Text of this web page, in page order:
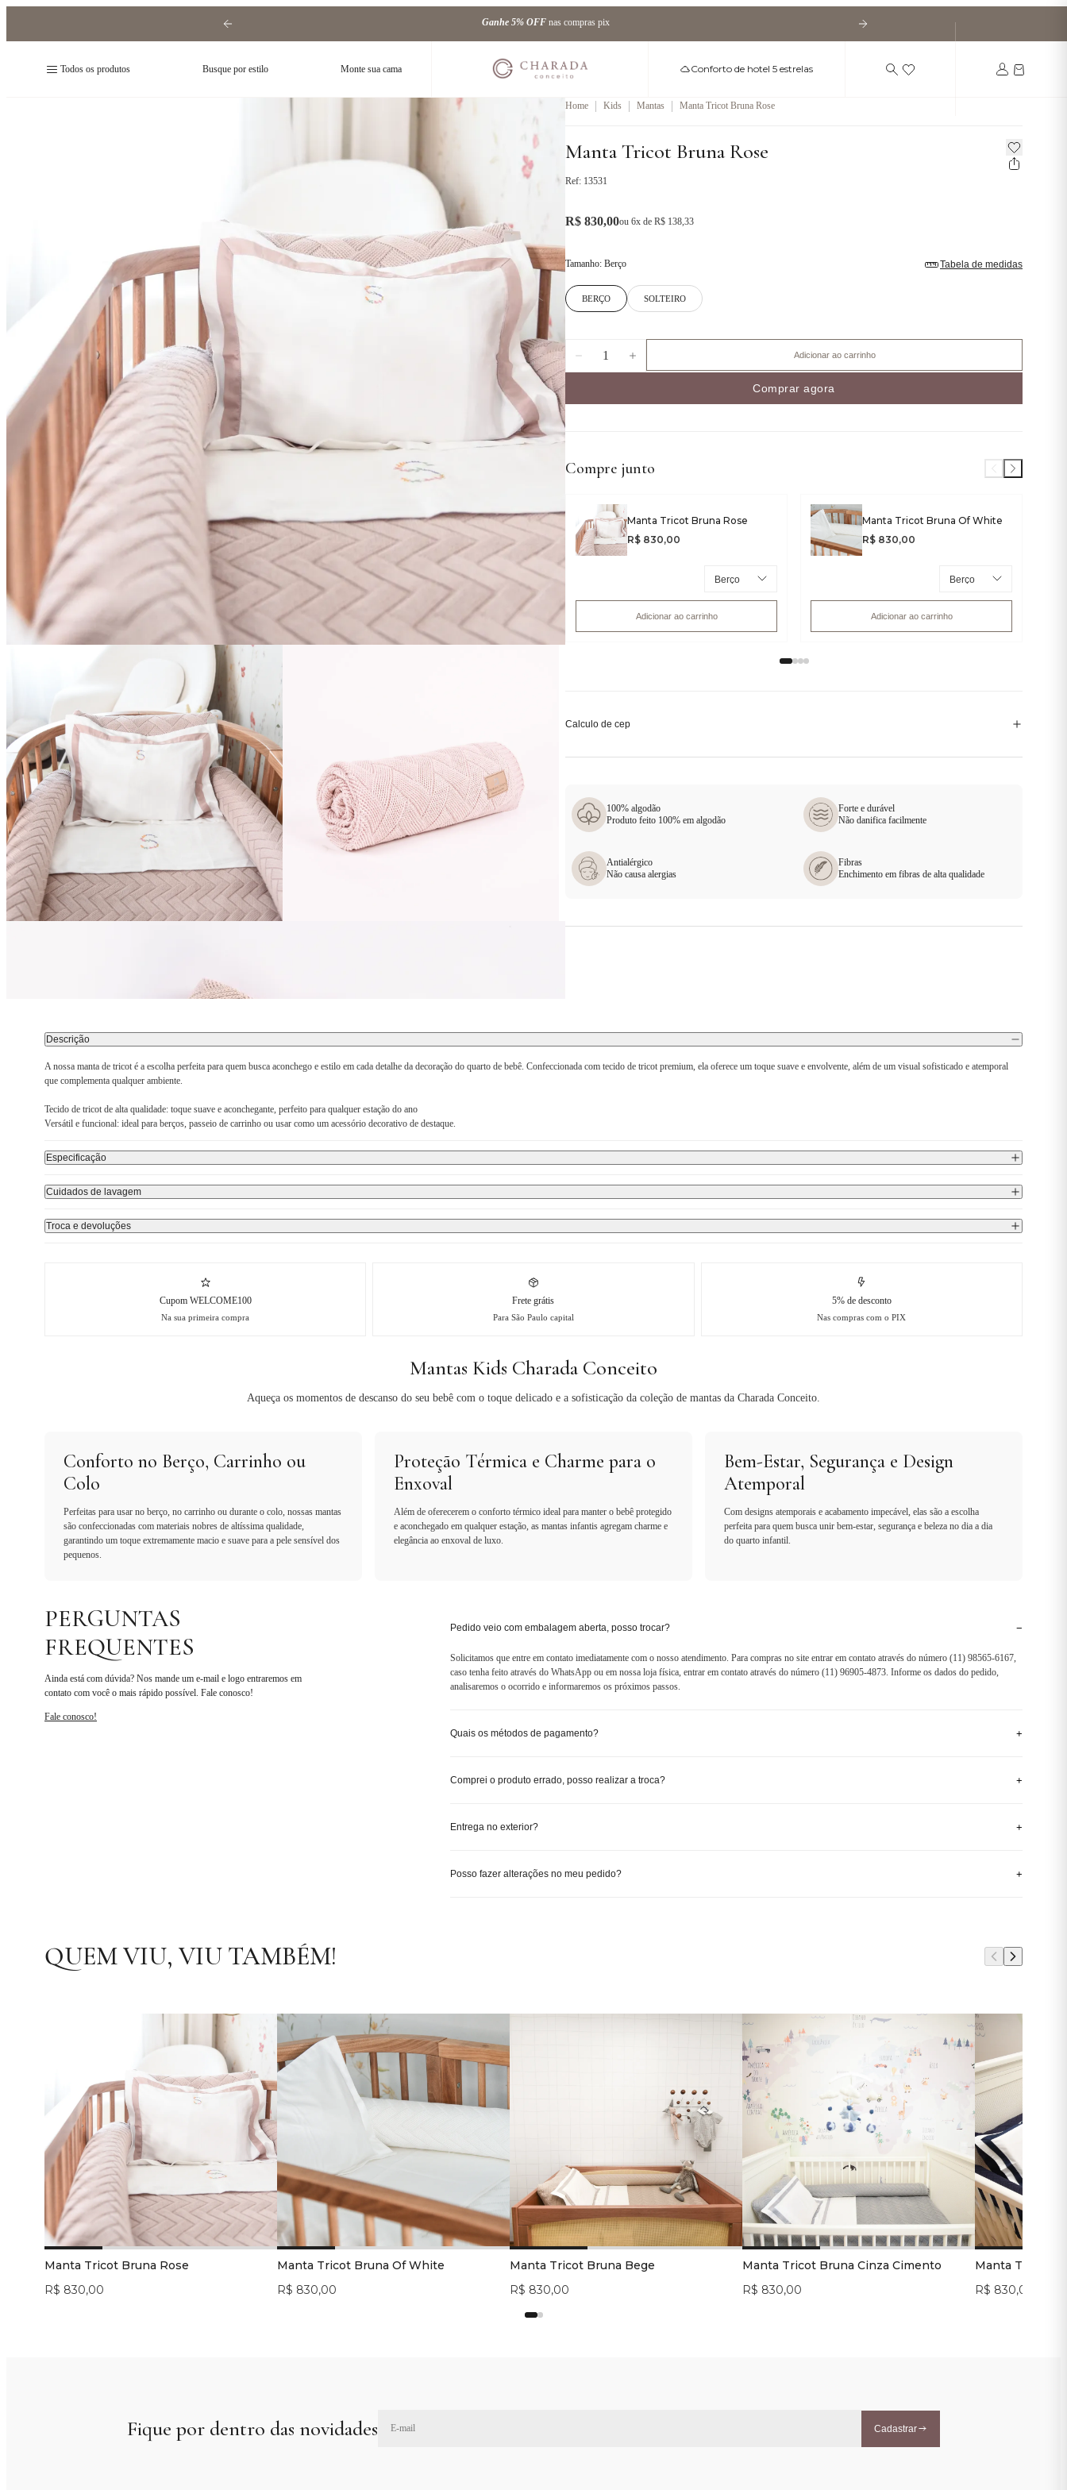
Ganhe 5% OFFnas compras pix
Todos os produtos Busque por estilo Monte sua cama Conforto de hotel 5 estrelas
Home | Kids | Mantas | Manta Tricot Bruna Rose
Manta Tricot Bruna Rose
Ref: 13531
R$ 830,00ou 6x de R$ 138,33
Tamanho: Berço Tabela de medidas
BERÇO SOLTEIRO
1 Adicionar ao carrinho
Comprar agora
Compre junto
Manta Tricot Bruna Rose
R$ 830,00
Adicionar ao carrinho
Manta Tricot Bruna Of White
R$ 830,00
Adicionar ao carrinho
Calculo de cep
100% algodão
Produto feito 100% em algodão
Forte e durável
Não danifica facilmente
Antialérgico
Não causa alergias
Fibras
Enchimento em fibras de alta qualidade
Descrição
A nossa manta de tricot é a escolha perfeita para quem busca aconchego e estilo em cada detalhe da decoração do quarto de bebê. Confeccionada com tecido de tricot premium, ela oferece um toque suave e envolvente, além de um visual sofisticado e atemporal
que complementa qualquer ambiente.
Tecido de tricot de alta qualidade: toque suave e aconchegante, perfeito para qualquer estação do ano
Versátil e funcional: ideal para berços, passeio de carrinho ou usar como um acessório decorativo de destaque.
Especificação
Cuidados de lavagem
Troca e devoluções
Cupom WELCOME100
Na sua primeira compra
Frete grátis
Para São Paulo capital
5% de desconto
Nas compras com o PIX
Mantas Kids Charada Conceito
Aqueça os momentos de descanso do seu bebê com o toque delicado e a sofisticação da coleção de mantas da Charada Conceito.
Conforto no Berço, Carrinho ou
Colo
Perfeitas para usar no berço, no carrinho ou durante o colo, nossas mantas
são confeccionadas com materiais nobres de altíssima qualidade,
garantindo um toque extremamente macio e suave para a pele sensível dos
pequenos.
Proteção Térmica e Charme para o
Enxoval
Além de oferecerem o conforto térmico ideal para manter o bebê protegido
e aconchegado em qualquer estação, as mantas infantis agregam charme e
elegância ao enxoval de luxo.
Bem-Estar, Segurança e Design
Atemporal
Com designs atemporais e acabamento impecável, elas são a escolha
perfeita para quem busca unir bem-estar, segurança e beleza no dia a dia
do quarto infantil.
PERGUNTAS
FREQUENTES
Ainda está com dúvida? Nos mande um e-mail e logo entraremos em
contato com você o mais rápido possível. Fale conosco!
Fale conosco!
Pedido veio com embalagem aberta, posso trocar? −
Solicitamos que entre em contato imediatamente com o nosso atendimento. Para compras no site entrar em contato através do número (11) 98565-6167,
caso tenha feito através do WhatsApp ou em nossa loja física, entrar em contato através do número (11) 96905-4873. Informe os dados do pedido,
analisaremos o ocorrido e informaremos os próximos passos.
Quais os métodos de pagamento? +
Comprei o produto errado, posso realizar a troca? +
Entrega no exterior? +
Posso fazer alterações no meu pedido? +
QUEM VIU, VIU TAMBÉM!
Manta Tricot Bruna Rose
R$ 830,00
Manta Tricot Bruna Of White
R$ 830,00
Manta Tricot Bruna Bege
R$ 830,00
Manta Tricot Bruna Cinza Cimento
R$ 830,00
Manta Tricot
R$ 830,00
Fique por dentro das novidades Cadastrar